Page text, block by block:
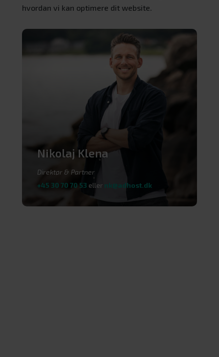
hvordan vi kan optimere dit website.
Nikolaj Klena
Direktør & Partner
+45 30 70 70 53 eller nk@adhost.dk